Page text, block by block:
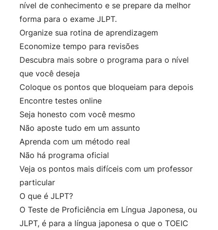
nível de conhecimento e se prepare da melhor
forma para o exame JLPT.
Organize sua rotina de aprendizagem
Economize tempo para revisões
Descubra mais sobre o programa para o nível
que você deseja
Coloque os pontos que bloqueiam para depois
Encontre testes online
Seja honesto com você mesmo
Não aposte tudo em um assunto
Aprenda com um método real
Não há programa oficial
Veja os pontos mais difíceis com um professor
particular
O que é JLPT?
O Teste de Proficiência em Língua Japonesa, ou
JLPT, é para a língua japonesa o que o TOEIC